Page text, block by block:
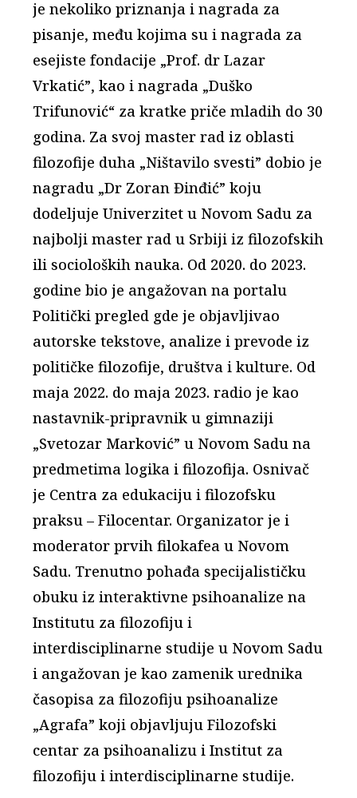
je nekoliko priznanja i nagrada za
pisanje, među kojima su i nagrada za
esejiste fondacije „Prof. dr Lazar
Vrkatić”, kao i nagrada „Duško
Trifunović“ za kratke priče mladih do 30
godina. Za svoj master rad iz oblasti
filozofije duha „Ništavilo svesti” dobio je
nagradu „Dr Zoran Đinđić” koju
dodeljuje Univerzitet u Novom Sadu za
najbolji master rad u Srbiji iz filozofskih
ili socioloških nauka. Od 2020. do 2023.
godine bio je angažovan na portalu
Politički pregled gde je objavljivao
autorske tekstove, analize i prevode iz
političke filozofije, društva i kulture. Od
maja 2022. do maja 2023. radio je kao
nastavnik-pripravnik u gimnaziji
„Svetozar Marković” u Novom Sadu na
predmetima logika i filozofija. Osnivač
je Centra za edukaciju i filozofsku
praksu – Filocentar. Organizator je i
moderator prvih filokafea u Novom
Sadu. Trenutno pohađa specijalističku
obuku iz interaktivne psihoanalize na
Institutu za filozofiju i
interdisciplinarne studije u Novom Sadu
i angažovan je kao zamenik urednika
časopisa za filozofiju psihoanalize
„Agrafa” koji objavljuju Filozofski
centar za psihoanalizu i Institut za
filozofiju i interdisciplinarne studije.